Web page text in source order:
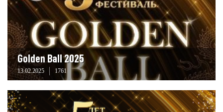
Golden Ball 2025
13.02.2025 1761